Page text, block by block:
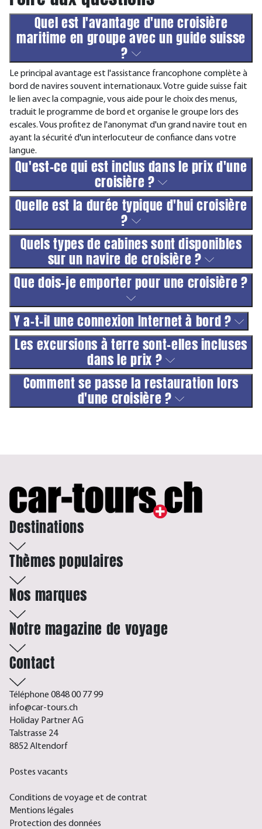
Quel est l'avantage d'une croisière
maritime en groupe avec un guide suisse
?
Le principal avantage est l'assistance francophone complète à
bord de navires souvent internationaux. Votre guide suisse fait
le lien avec la compagnie, vous aide pour le choix des menus,
traduit le programme de bord et organise le groupe lors des
escales. Vous profitez de l'anonymat d'un grand navire tout en
ayant la sécurité d'un interlocuteur de confiance dans votre
langue.
Qu'est-ce qui est inclus dans le prix d'une
croisière ?
Quelle est la durée typique d'hui croisière
?
Quels types de cabines sont disponibles
sur un navire de croisière ?
Que dois-je emporter pour une croisière ?
Y a-t-il une connexion Internet à bord ?
Les excursions à terre sont-elles incluses
dans le prix ?
Comment se passe la restauration lors
d'une croisière ?
Destinations
Thèmes populaires
Nos marques
Notre magazine de voyage
Contact
Téléphone 0848 00 77 99
info@car-tours.ch
Holiday Partner AG
Talstrasse 24
8852 Altendorf
Postes vacants
Conditions de voyage et de contrat
Mentions légales
Protection des données